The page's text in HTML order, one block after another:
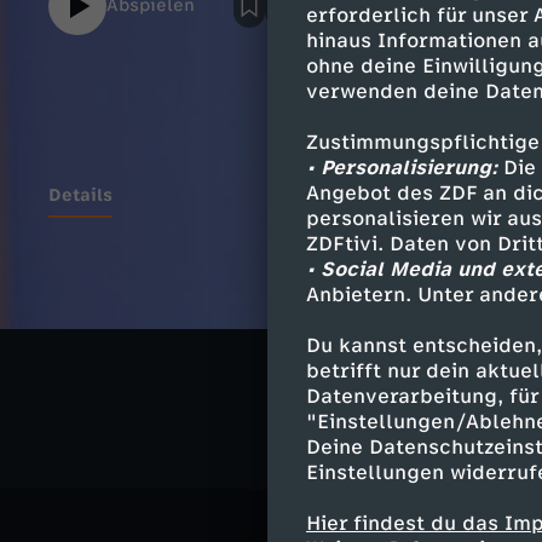
erforderlich für unser
hinaus Informationen
ohne deine
verwenden deine
• Personalisierung:Die
Angebot des ZDF an
personalisieren wir
ZDFtivi. Daten von
• Social Media und
Anbietern. Unter
Du kannst
betrifft nur dein
Datenverarbeitung,
"Einstellungen/
Deine
Einstellungen
Hier findest du das
Abspielen
Details
Ähnliche
Politik